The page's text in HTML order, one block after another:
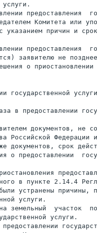
услуги.
предоставления
Комитета или
указанием причин и
предоставления
заявителю не
о
государственной услуги
в предоставлении
документов, не
Российской Федерации
документов, срок
о предоставлении
в пункте 2.14.4
устранены причины,
услуги.
земельный  участок
услуги.